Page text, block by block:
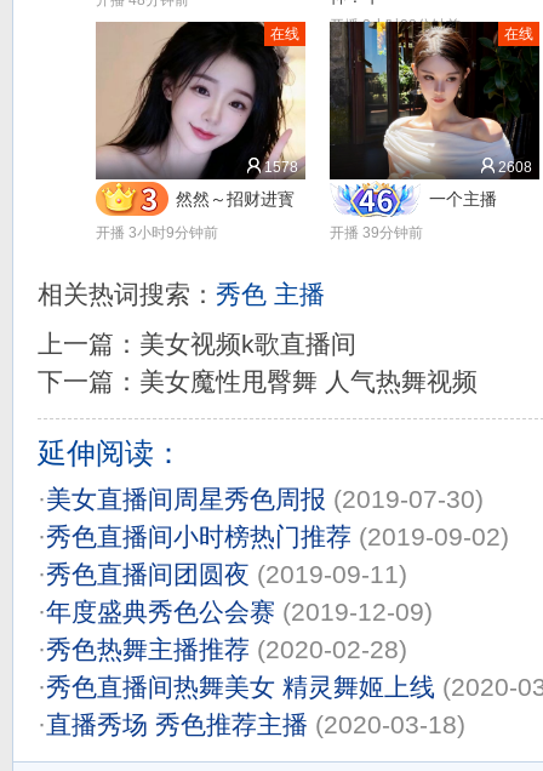
开播 2小时28分钟前
1578
在线
然然～招财进寳
开播 3小时9分钟前
2608
在线
一个主播
开播 39分钟前
相关热词搜索： 秀色 主播
上一篇： 美女视频k歌直播间
下一篇： 美女魔性甩臀舞 人气热舞视频
延伸阅读：
·美女直播间周星秀色周报 (2019-07-30)
·秀色直播间小时榜热门推荐 (2019-09-02)
·秀色直播间团圆夜 (2019-09-11)
·年度盛典秀色公会赛 (2019-12-09)
·秀色热舞主播推荐 (2020-02-28)
·秀色直播间热舞美女 精灵舞姬上线 (2020-
·直播秀场 秀色推荐主播 (2020-03-18)